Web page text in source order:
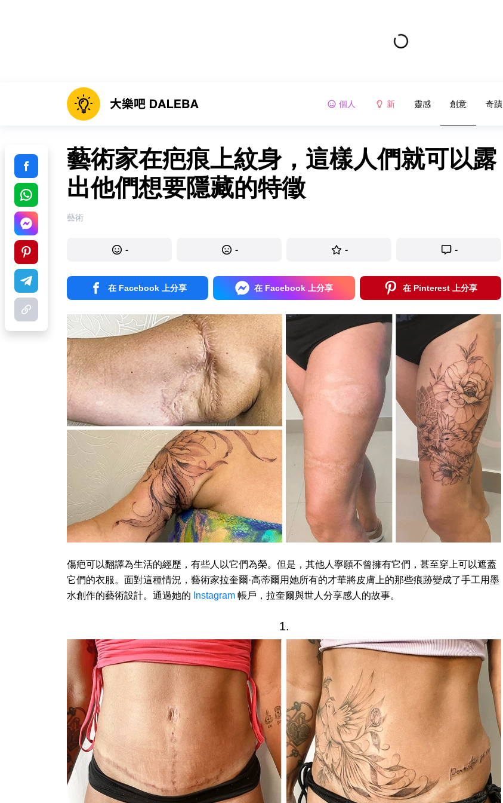
個人 新 靈感 創意 奇蹟
藝術家在疤痕上紋身，這樣人們就可以露
出他們想要隱藏的特徵
藝術
- - - -
在 Facebook 上分享 在 Facebook 上分享 在 Pinterest 上分享
傷疤可以翻譯為生活的經歷，有些人以它們為榮。但是，其他人寧願不曾擁有它們，甚至穿上可以遮蓋
它們的衣服。面對這種情況，藝術家拉奎爾·高蒂爾用她所有的才華將皮膚上的那些痕跡變成了手工用墨
水創作的藝術設計。通過她的 Instagram 帳戶，拉奎爾與世人分享感人的故事。
1.